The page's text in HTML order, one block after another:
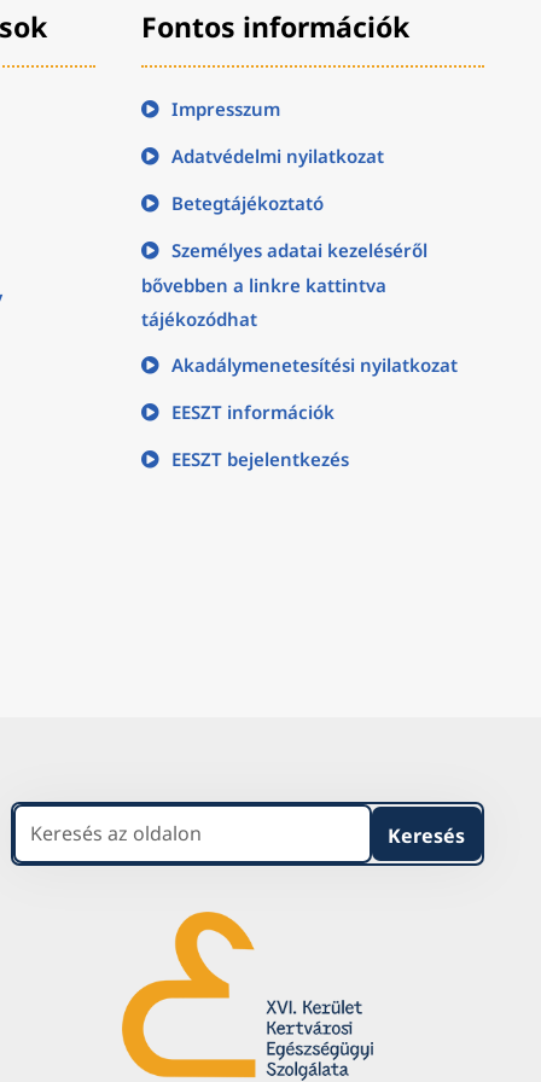
Fontos információk
Impresszum
Adatvédelmi nyilatkozat
Betegtájékoztató
Személyes adatai kezeléséről
bővebben a linkre kattintva
tájékozódhat
Akadálymenetesítési nyilatkozat
EESZT információk
EESZT bejelentkezés